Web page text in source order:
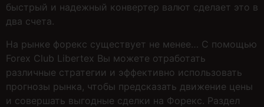
быстрый и надежный конвертер валют сделает это в
два счета.
На рынке форекс существует не менее… С помощью
Forex Club Libertex Вы можете отработать
различные стратегии и эффективно использовать
прогнозы рынка, чтобы предсказать движение цены
и совершать выгодные сделки на Форекс. Раздел